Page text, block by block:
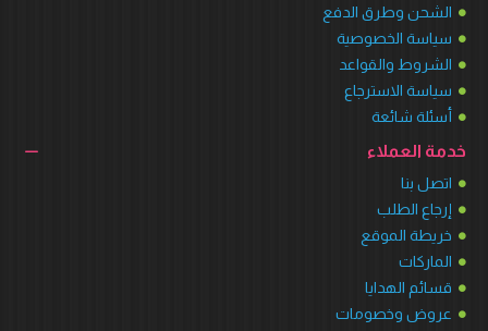
الشحن وطرق الدفع
سياسة الخصوصية
الشروط والقواعد
سياسة الاسترجاع
أسئلة شائعة
خدمة العملاء
اتصل بنا
إرجاع الطلب
خريطة الموقع
الماركات
قسائم الهدايا
عروض وخصومات